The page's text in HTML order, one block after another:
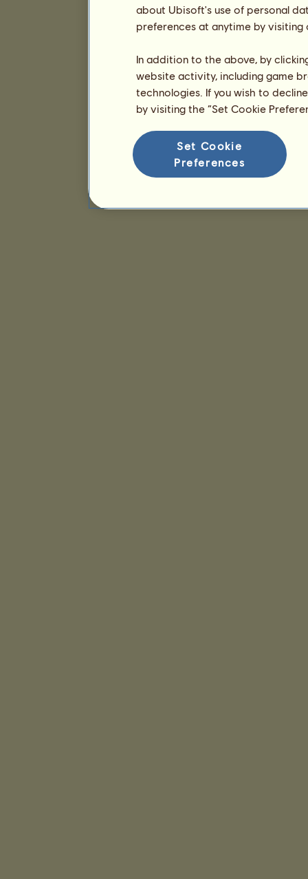
about Ubisoft's use of personal
preferences at anytime by
In addition to the above, by
website activity, including game
technologies. If you wish to
by visiting the “Set Cookie
Set Cookie
Preferences